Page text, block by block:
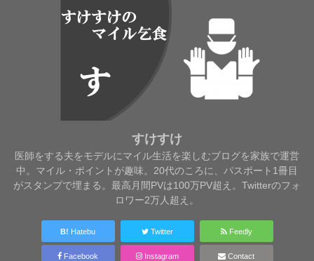
すけすけ
医師をする夫をモデルにマイル生活を楽しむブログを家族で運営
中。マイル・ポイントが趣味。20代のころに、パスポート1冊目
がスタンプで埋まる。最高月間PVは100万PV超え。Twitterのフォ
ロワー2万人超え。
B! Hatebu Twitter Feedly
Facebook Instagram Contact